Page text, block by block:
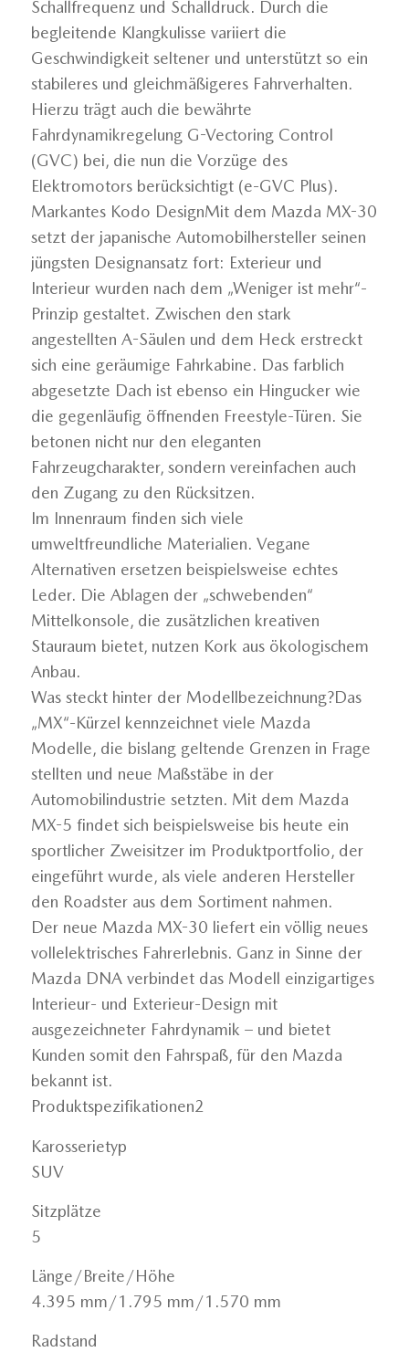
Schallfrequenz und Schalldruck. Durch die
begleitende Klangkulisse variiert die
Geschwindigkeit seltener und unterstützt so ein
stabileres und gleichmäßigeres Fahrverhalten.
Hierzu trägt auch die bewährte
Fahrdynamikregelung G-Vectoring Control
(GVC) bei, die nun die Vorzüge des
Elektromotors berücksichtigt (e-GVC Plus).
Markantes Kodo DesignMit dem Mazda MX-30
setzt der japanische Automobilhersteller seinen
jüngsten Designansatz fort: Exterieur und
Interieur wurden nach dem „Weniger ist mehr“-
Prinzip gestaltet. Zwischen den stark
angestellten A-Säulen und dem Heck erstreckt
sich eine geräumige Fahrkabine. Das farblich
abgesetzte Dach ist ebenso ein Hingucker wie
die gegenläufig öffnenden Freestyle-Türen. Sie
betonen nicht nur den eleganten
Fahrzeugcharakter, sondern vereinfachen auch
den Zugang zu den Rücksitzen.
Im Innenraum finden sich viele
umweltfreundliche Materialien. Vegane
Alternativen ersetzen beispielsweise echtes
Leder. Die Ablagen der „schwebenden“
Mittelkonsole, die zusätzlichen kreativen
Stauraum bietet, nutzen Kork aus ökologischem
Anbau.
Was steckt hinter der Modellbezeichnung?Das
„MX“-Kürzel kennzeichnet viele Mazda
Modelle, die bislang geltende Grenzen in Frage
stellten und neue Maßstäbe in der
Automobilindustrie setzten. Mit dem Mazda
MX-5 findet sich beispielsweise bis heute ein
sportlicher Zweisitzer im Produktportfolio, der
eingeführt wurde, als viele anderen Hersteller
den Roadster aus dem Sortiment nahmen.
Der neue Mazda MX-30 liefert ein völlig neues
vollelektrisches Fahrerlebnis. Ganz in Sinne der
Mazda DNA verbindet das Modell einzigartiges
Interieur- und Exterieur-Design mit
ausgezeichneter Fahrdynamik – und bietet
Kunden somit den Fahrspaß, für den Mazda
bekannt ist.
Produktspezifikationen2
Karosserietyp
SUV
Sitzplätze
5
Länge/Breite/Höhe
4.395 mm/1.795 mm/1.570 mm
Radstand